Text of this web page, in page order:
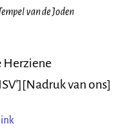
van de Joden
Herziene
van ons]